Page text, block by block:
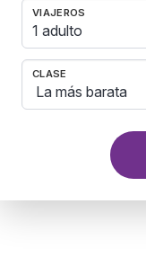
VIAJEROS
1 adulto
CLASE